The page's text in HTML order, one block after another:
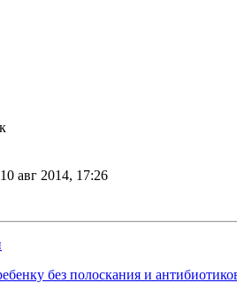
10 авг 2014, 17:26
без полоскания и